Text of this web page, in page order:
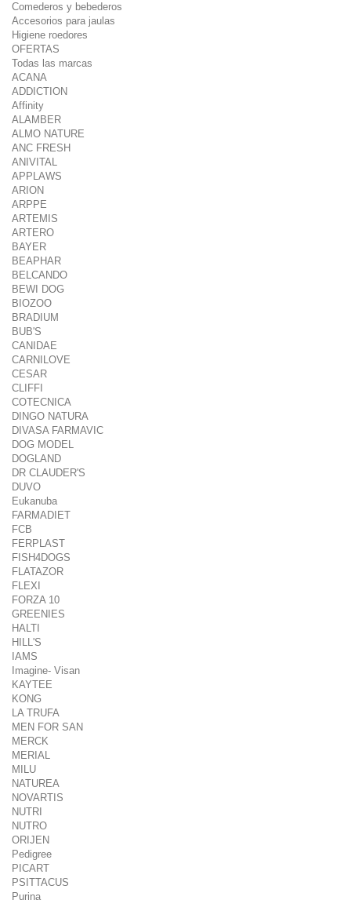
Comederos y bebederos
Accesorios para jaulas
Higiene roedores
OFERTAS
Todas las marcas
ACANA
ADDICTION
Affinity
ALAMBER
ALMO NATURE
ANC FRESH
ANIVITAL
APPLAWS
ARION
ARPPE
ARTEMIS
ARTERO
BAYER
BEAPHAR
BELCANDO
BEWI DOG
BIOZOO
BRADIUM
BUB'S
CANIDAE
CARNILOVE
CESAR
CLIFFI
COTECNICA
DINGO NATURA
DIVASA FARMAVIC
DOG MODEL
DOGLAND
DR CLAUDER'S
DUVO
Eukanuba
FARMADIET
FCB
FERPLAST
FISH4DOGS
FLATAZOR
FLEXI
FORZA 10
GREENIES
HALTI
HILL'S
IAMS
Imagine- Visan
KAYTEE
KONG
LA TRUFA
MEN FOR SAN
MERCK
MERIAL
MILU
NATUREA
NOVARTIS
NUTRI
NUTRO
ORIJEN
Pedigree
PICART
PSITTACUS
Purina